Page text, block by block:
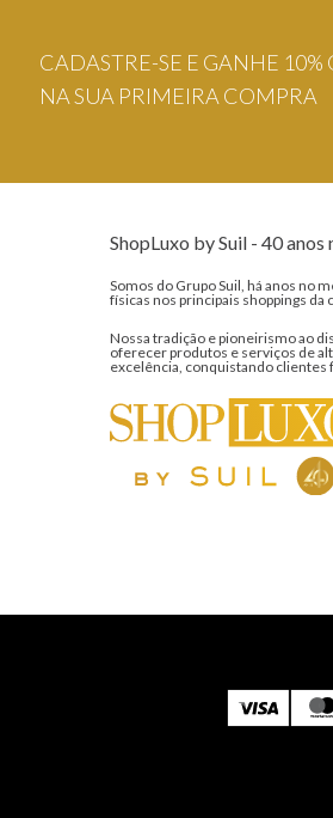
CADASTRE-SE E GANHE 10%
NA SUA PRIMEIRA COMPRA
ShopLuxo by Suil - 40 anos
Somos do Grupo Suil, há anos no
físicas nos principais shoppings da
Nossa tradição e pioneirismo ao
oferecer produtos e serviços de
excelência, conquistando clientes